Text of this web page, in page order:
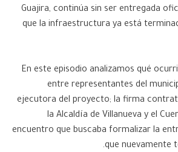
Guajira, continúa sin ser entregada
que la infraestructura ya está
En este episodio analizamos qué
entre representantes del
ejecutora del proyecto; la firma
la Alcaldía de Villanueva y el
encuentro que buscaba formalizar la
que nuevamente